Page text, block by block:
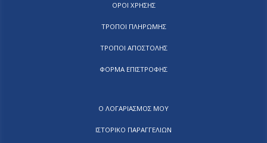
ΟΡΟΙ ΧΡΗΣΗΣ
ΤΡΟΠΟΙ ΠΛΗΡΩΜΗΣ
ΤΡΟΠΟΙ ΑΠΟΣΤΟΛΗΣ
ΦΟΡΜΑ ΕΠΙΣΤΡΟΦΗΣ
Ο ΛΟΓΑΡΙΑΣΜΟΣ ΜΟΥ
ΙΣΤΟΡΙΚΟ ΠΑΡΑΓΓΕΛΙΩΝ